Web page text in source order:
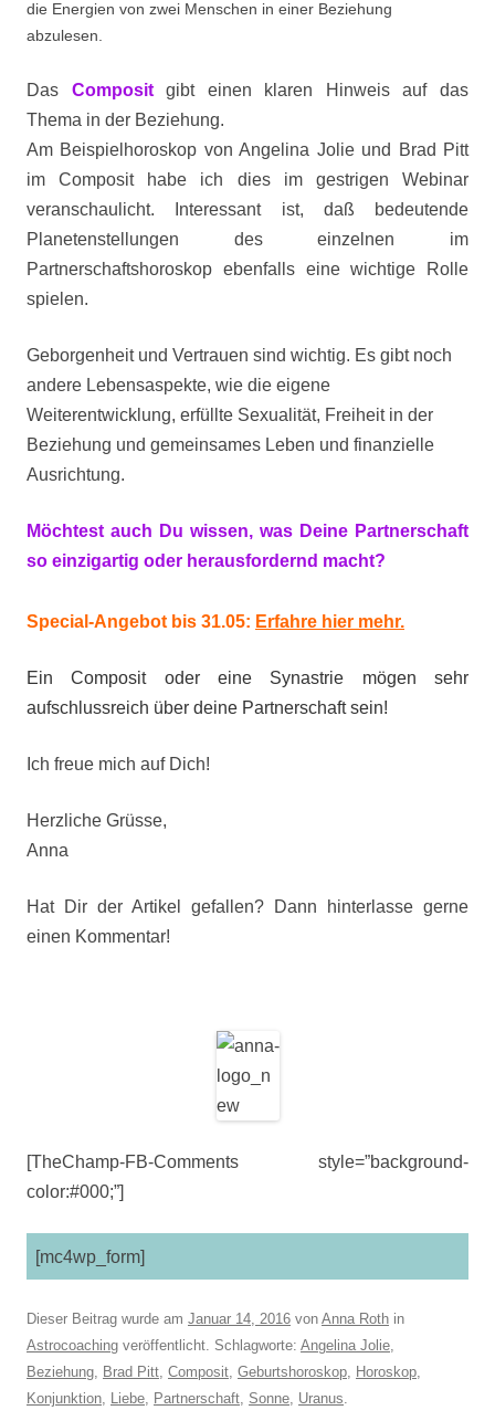
die Energien von zwei Menschen in einer Beziehung
abzulesen.
Das Composit
gibt einen klaren Hinweis auf das
Thema in der Beziehung.
Am Beispielhoroskop von Angelina Jolie und Brad Pitt
im Composit habe ich dies im gestrigen Webinar
veranschaulicht. Interessant ist, daß bedeutende
Planetenstellungen des einzelnen im
Partnerschaftshoroskop ebenfalls eine wichtige Rolle
spielen.
Geborgenheit und Vertrauen sind wichtig. Es gibt noch
andere Lebensaspekte, wie die eigene
Weiterentwicklung, erfüllte Sexualität, Freiheit in der
Beziehung und gemeinsames Leben und finanzielle
Ausrichtung.
Möchtest auch Du wissen, was Deine Partnerschaft
so einzigartig oder herausfordernd macht?
Special-Angebot bis 31.05: Erfahre hier mehr.
Ein Composit oder eine Synastrie mögen sehr
aufschlussreich über deine Partnerschaft sein!
Ich freue mich auf Dich!
Herzliche Grüsse,
Anna
Hat Dir der Artikel gefallen? Dann hinterlasse gerne
einen Kommentar!
[TheChamp-FB-Comments style=”background-
color:#000;”]
[mc4wp_form]
Dieser Beitrag wurde am Januar 14, 2016 von Anna Roth in
Astrocoaching veröffentlicht. Schlagworte: Angelina Jolie,
Beziehung, Brad Pitt, Composit, Geburtshoroskop, Horoskop,
Konjunktion, Liebe, Partnerschaft, Sonne, Uranus.